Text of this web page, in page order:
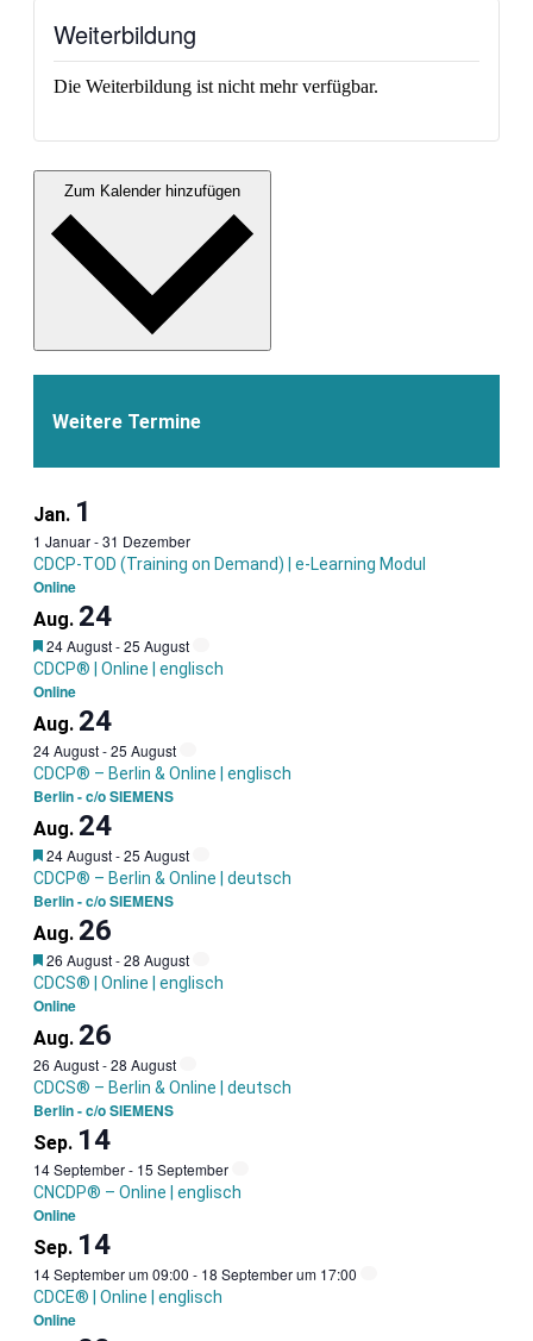
Weiterbildung
Die Weiterbildung ist nicht mehr verfügbar.
Weitere Termine
Jan. 1
1 Januar-31 Dezember
CDCP-TOD (Training on Demand) | e-Learning Modul
Online
Aug. 24
Garantietermin
24 August-25 August
CDCP® | Online | englisch
Online
Aug. 24
24 August-25 August
CDCP® – Berlin & Online | englisch
Berlin - c/o SIEMENS
Aug. 24
Garantietermin
24 August-25 August
CDCP® – Berlin & Online | deutsch
Berlin - c/o SIEMENS
Aug. 26
Garantietermin
26 August-28 August
CDCS® | Online | englisch
Online
Aug. 26
26 August-28 August
CDCS® – Berlin & Online | deutsch
Berlin - c/o SIEMENS
Sep. 14
14 September- 15 September
CNCDP® – Online | englisch
Online
Sep. 14
14 September um 09:00 - 18 September um 17:00
CDCE® | Online | englisch
Online